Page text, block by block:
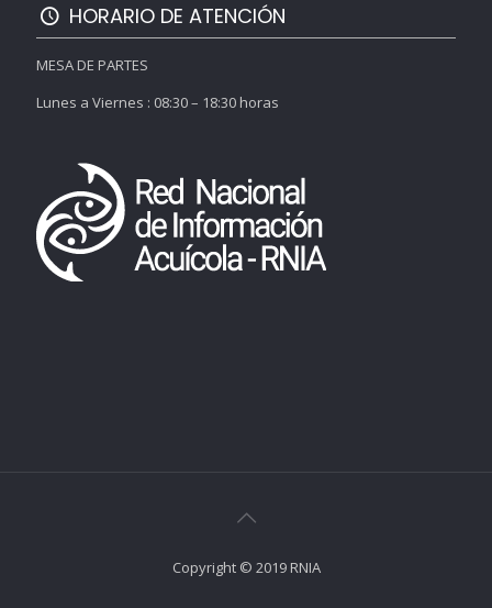
HORARIO DE ATENCIÓN
MESA DE PARTES
Lunes a Viernes : 08:30 – 18:30 horas
Copyright © 2019 RNIA